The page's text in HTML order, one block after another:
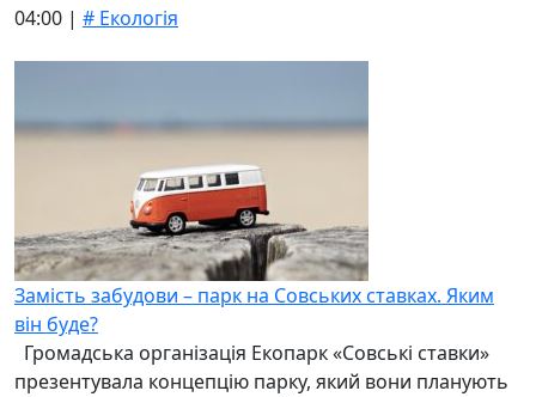
04:00 | # Екологія
Замість забудови – парк на Совських ставках. Яким
він буде?
Громадська організація Екопарк «Совські ставки»
презентувала концепцію парку, який вони планують